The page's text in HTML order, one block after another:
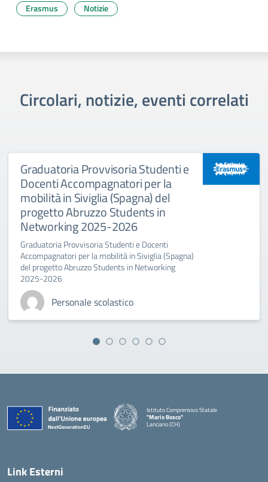
Erasmus Notizie
Circolari, notizie, eventi correlati
Graduatoria Provvisoria Studenti e
Docenti Accompagnatori per la
mobilità in Siviglia (Spagna) del
progetto Abruzzo Students in
Networking 2025-2026
Graduatoria Provvisoria Studenti e Docenti
Accompagnatori per la mobilità in Siviglia (Spagna)
del progetto Abruzzo Students in Networking
2025-2026
Personale scolastico
Istituto Comprensivo Statale
"Mario Bosco"
Lanciano (CH)
Link Esterni